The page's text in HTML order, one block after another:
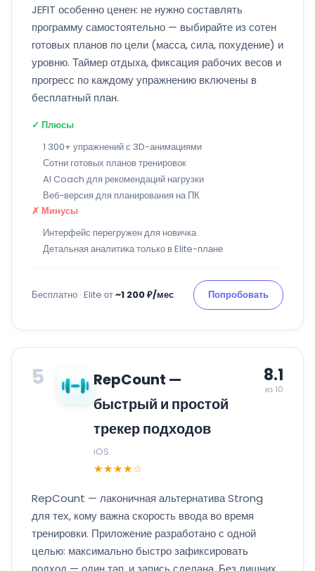
JEFIT особенно ценен: не нужно составлять
программу самостоятельно — выбирайте из сотен
готовых планов по цели (масса, сила, похудение) и
уровню. Таймер отдыха, фиксация рабочих весов и
прогресс по каждому упражнению включены в
бесплатный план.
✓ Плюсы
1 300+ упражнений с 3D-анимациями
Сотни готовых планов тренировок
AI Coach для рекомендаций нагрузки
Веб-версия для планирования на ПК
✗ Минусы
Интерфейс перегружен для новичка
Детальная аналитика только в Elite-плане
Бесплатно · Elite от~1 200 ₽/мес Попробовать
5
RepCount —
быстрый и простой
трекер подходов
iOS
★★★★☆
8.1
из 10
RepCount — лаконичная альтернатива Strong
для тех, кому важна скорость ввода во время
тренировки. Приложение разработано с одной
целью: максимально быстро зафиксировать